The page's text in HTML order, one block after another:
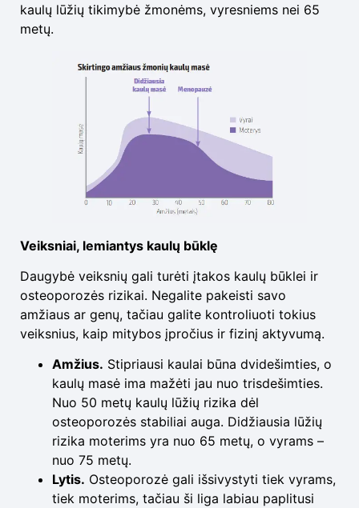
kaulų lūžių tikimybė žmonėms, vyresniems nei 65
metų.
Veiksniai, lemiantys kaulų būklę
Daugybė veiksnių gali turėti įtakos kaulų būklei ir
osteoporozės rizikai. Negalite pakeisti savo
amžiaus ar genų, tačiau galite kontroliuoti tokius
veiksnius, kaip mitybos įpročius ir fizinį aktyvumą.
Amžius. Stipriausi kaulai būna dvidešimties, o
kaulų masė ima mažėti jau nuo trisdešimties.
Nuo 50 metų kaulų lūžių rizika dėl
osteoporozės stabiliai auga. Didžiausia lūžių
rizika moterims yra nuo 65 metų, o vyrams –
nuo 75 metų.
Lytis. Osteoporozė gali išsivystyti tiek vyrams,
tiek moterims, tačiau ši liga labiau paplitusi